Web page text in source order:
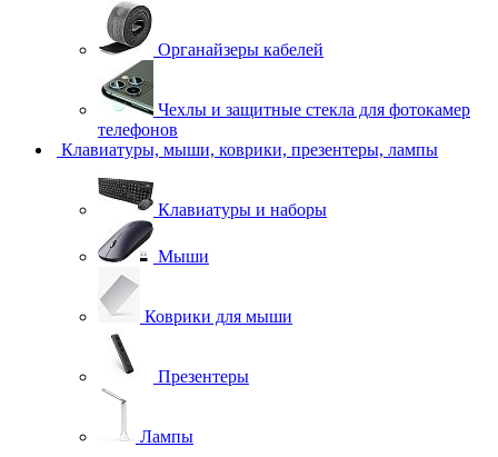
Органайзеры кабелей
Чехлы и защитные стекла для фотокамер
телефонов
Клавиатуры, мыши, коврики, презентеры, лампы
Клавиатуры и наборы
Мыши
Коврики для мыши
Презентеры
Лампы